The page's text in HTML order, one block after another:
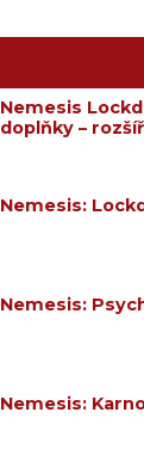
Nemesis
doplňky –
Nemesis:
Nemesis:
Nemesis: